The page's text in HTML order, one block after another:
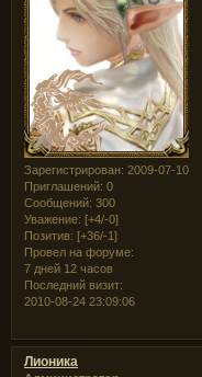
Зарегистрирован: 2009-07-10
Приглашений: 0
Сообщений: 300
Уважение: [+4/-0]
Позитив: [+36/-1]
Провел на форуме:
7 дней 12 часов
Последний визит:
2010-08-24 23:09:06
Лионика